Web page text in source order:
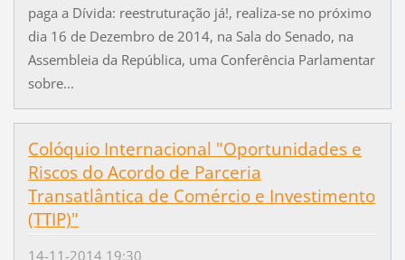
paga a Dívida: reestruturação já!, realiza-se no próximo
dia 16 de Dezembro de 2014, na Sala do Senado, na
Assembleia da República, uma Conferência Parlamentar
sobre...
Colóquio Internacional "Oportunidades e
Riscos do Acordo de Parceria
Transatlântica de Comércio e Investimento
(TTIP)"
14-11-2014 19:30